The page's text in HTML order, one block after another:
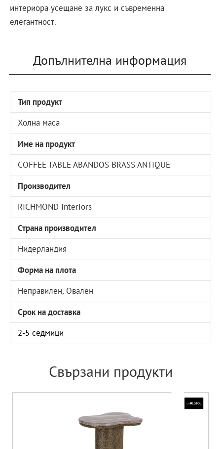
интериора усещане за лукс и съвременна
елегантност.
Допълнителна информация
Тип продукт
Холна маса
Име на продукт
COFFEE TABLE ABANDOS BRASS ANTIQUE
Производител
RICHMOND Interiors
Страна производител
Нидерландия
Форма на плота
Неправилен, Овален
Срок на доставка
2-5 седмици
Свързани продукти